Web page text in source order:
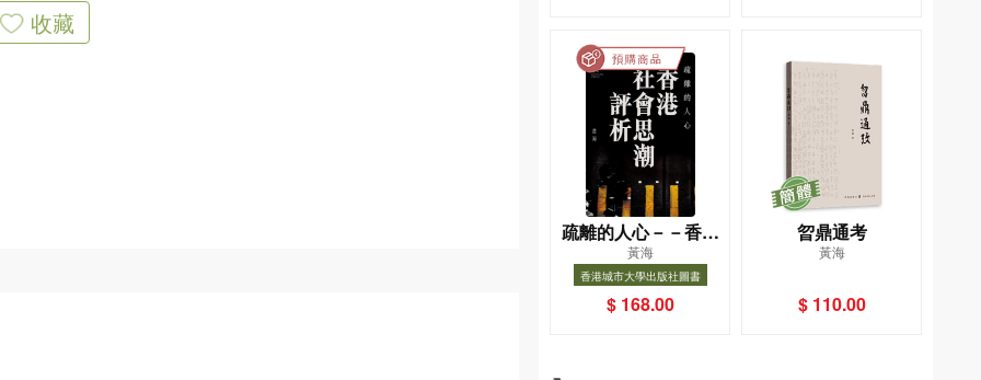
收藏
疏離的人心－－香港
社會思潮評析
黃海
香港城市大學出版社圖書
$ 168.00
曶鼎通考
黃海
$ 110.00